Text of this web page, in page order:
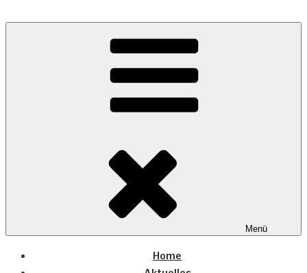
COUNTRYHOME
Wo die (Country-) Musik Zuhause ist
Menü
Home